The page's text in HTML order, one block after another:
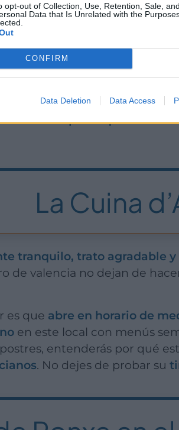
opt-out of Collection, Use, Retention, Sale,
Data that Is Unrelated with the
CONFIRM
Data Deletion Data Access
experiencia culinaria, sino
centro de
y agradable.
dequeso vegano,
sin duda lapasta que
La Cuina
tranquilo, trato agradable y
de valencia no dejan de
es que abre en horario de
en este local con menús
entenderás por qué
. No dejes de probar su